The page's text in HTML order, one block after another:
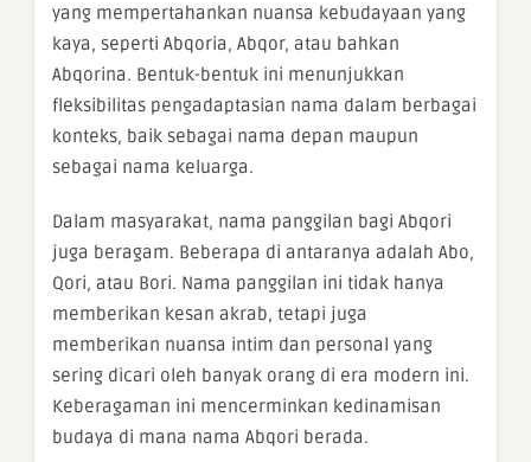
yang mempertahankan nuansa kebudayaan yang
kaya, seperti Abqoria, Abqor, atau bahkan
Abqorina. Bentuk-bentuk ini menunjukkan
fleksibilitas pengadaptasian nama dalam berbagai
konteks, baik sebagai nama depan maupun
sebagai nama keluarga.
Dalam masyarakat, nama panggilan bagi Abqori
juga beragam. Beberapa di antaranya adalah Abo,
Qori, atau Bori. Nama panggilan ini tidak hanya
memberikan kesan akrab, tetapi juga
memberikan nuansa intim dan personal yang
sering dicari oleh banyak orang di era modern ini.
Keberagaman ini mencerminkan kedinamisan
budaya di mana nama Abqori berada.